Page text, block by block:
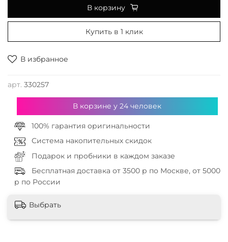
В избранное
арт. 330257
В корзину
Купить в 1 клик
В корзине у24 человек
100% гарантия оригинальности
Система накопительных скидок
Подарок и пробники в каждом заказе
Бесплатная доставка от 3500 р по Москве, от 5000
р по России
Выбрать